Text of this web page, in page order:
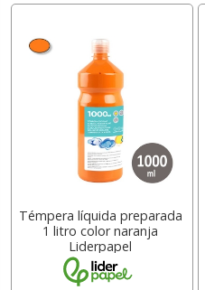
Témpera líquida preparada
1 litro color naranja
Liderpapel